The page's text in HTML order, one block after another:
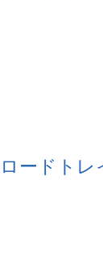
ロードト